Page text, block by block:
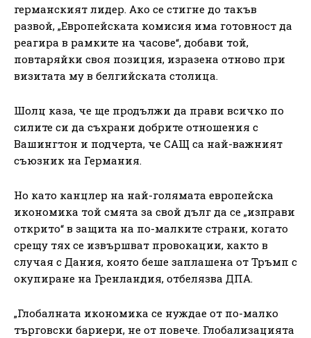
германският лидер. Ако се стигне до такъв
развой, „Европейската комисия има готовност да
реагира в рамките на часове“, добави той,
повтаряйки своя позиция, изразена отново при
визитата му в белгийската столица.
Шолц каза, че ще продължи да прави всичко по
силите си да съхрани добрите отношения с
Вашингтон и подчерта, че САЩ са най-важният
съюзник на Германия.
Но като канцлер на най-голямата европейска
икономика той смята за свой дълг да се „изправи
открито“ в защита на по-малките страни, когато
срещу тях се извършват провокации, както в
случая с Дания, която беше заплашена от Тръмп с
окупиране на Гренландия, отбелязва ДПА.
„Глобалната икономика се нуждае от по-малко
търговски бариери, не от повече. Глобализацията